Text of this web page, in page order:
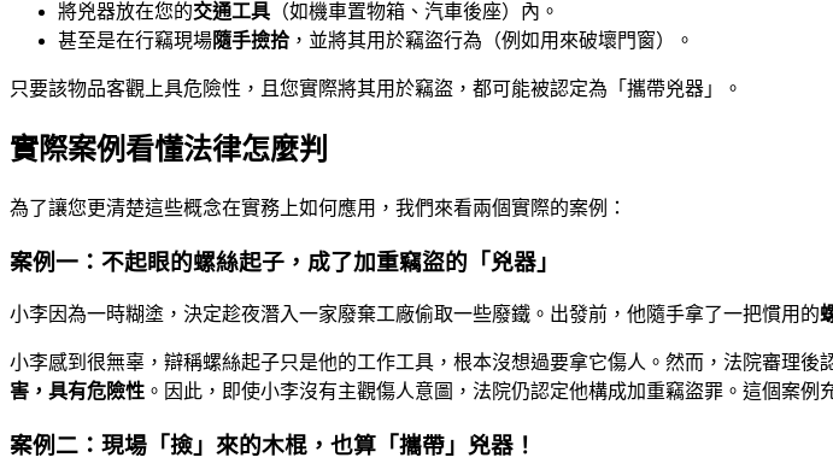
將兇器放在您的交通工具 （如機車置物箱、汽車後座）內。
甚至是在行竊現場隨手撿拾 ，並將其用於竊盜行為（例如用來破壞門窗）。
只要該物品客觀上具危險性，且您實際將其用於竊盜，都可能被認定為「攜帶兇器」。
實際案例看懂法律怎麼判
為了讓您更清楚這些概念在實務上如何應用，我們來看兩個實際的案例：
案例一：不起眼的螺絲起子，成了加重竊盜的「兇器」
小李因為一時糊塗，決定趁夜潛入一家廢棄工廠偷取一些廢鐵。出發前，他隨手拿了一把慣用的
小李感到很無辜，辯稱螺絲起子只是他的工作工具，根本沒想過要拿它傷人。然而，法院審理後
害，具有危險性 。因此，即使小李沒有主觀傷人意圖，法院仍認定他構成加重竊盜罪。這個案
案例二：現場「撿」來的木棍，也算「攜帶」兇器！